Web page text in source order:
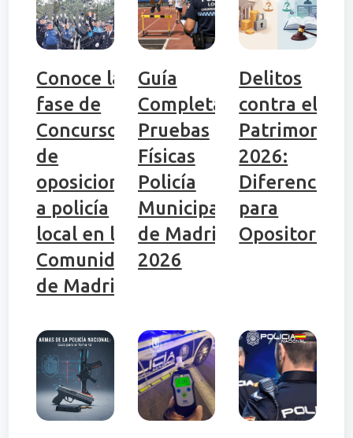
Conoce la
fase de
Concurso
de
oposiciones
a policía
local en la
Comunidad
de Madrid
Guía
Completa:
Pruebas
Físicas
Policía
Municipal
de Madrid
2026
Delitos
contra el
Patrimonio
2026:
Diferencias
para
Opositores